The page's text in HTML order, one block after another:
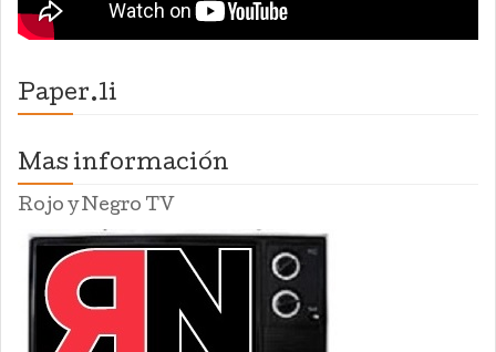
Paper.li
Mas información
Rojo y Negro TV